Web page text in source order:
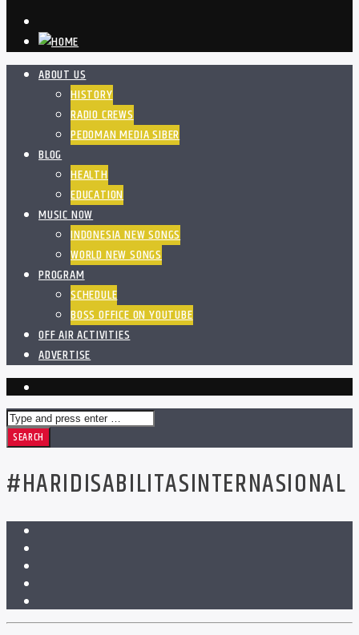
ABOUT US
HISTORY
RADIO CREWS
PEDOMAN MEDIA SIBER
BLOG
HEALTH
EDUCATION
MUSIC NOW
INDONESIA NEW SONGS
WORLD NEW SONGS
PROGRAM
SCHEDULE
BOSS OFFICE ON YOUTUBE
OFF AIR ACTIVITIES
ADVERTISE
#HARIDISABILITASINTERNASIONAL